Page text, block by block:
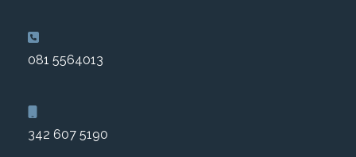
081 5564013
342 607 5190